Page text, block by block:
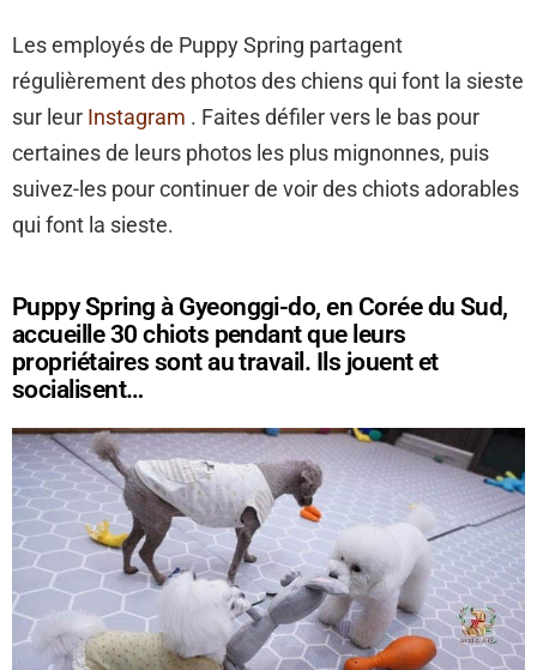
Les employés de Puppy Spring partagent
régulièrement des photos des chiens qui font la sieste
sur leur Instagram . Faites défiler vers le bas pour
certaines de leurs photos les plus mignonnes, puis
suivez-les pour continuer de voir des chiots adorables
qui font la sieste.
Puppy Spring à Gyeonggi-do, en Corée du Sud,
accueille 30 chiots pendant que leurs
propriétaires sont au travail. Ils jouent et
socialisent…